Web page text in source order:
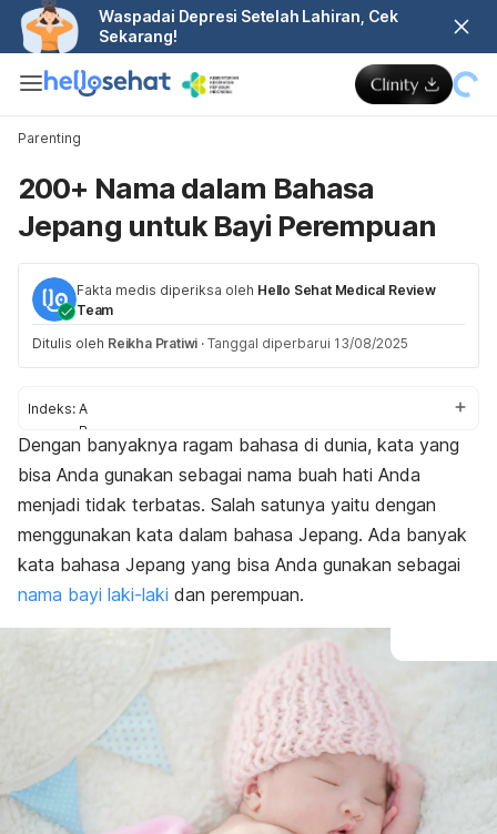
Waspadai Depresi Setelah Lahiran, Cek
Sekarang!
Parenting
200+ Nama dalam Bahasa
Jepang untuk Bayi Perempuan
Fakta medis diperiksa oleh Hello Sehat Medical Review
Team
Ditulis oleh Reikha Pratiwi · Tanggal diperbarui 13/08/2025
Indeks: A
B
C
D
E
G
H
K
W
Dengan banyaknya ragam bahasa di dunia, kata yang
bisa Anda gunakan sebagai nama buah hati Anda
menjadi tidak terbatas. Salah satunya yaitu dengan
menggunakan kata dalam bahasa Jepang. Ada banyak
kata bahasa Jepang yang bisa Anda gunakan sebagai
nama bayi laki-laki dan perempuan.